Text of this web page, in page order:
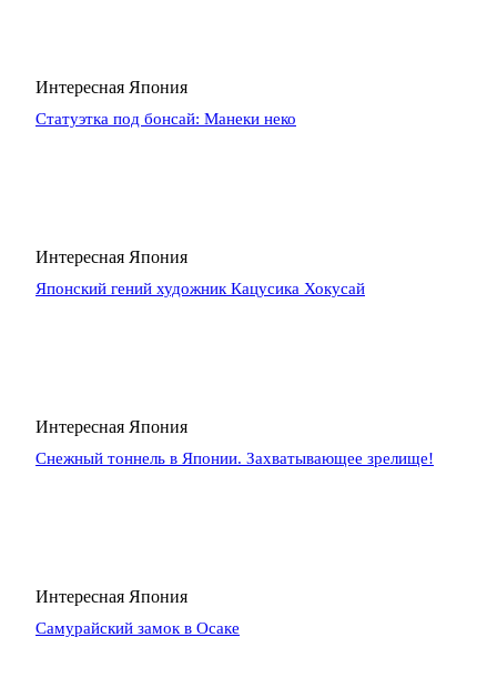
Интересная Япония
Статуэтка под бонсай: Манеки неко
Интересная Япония
Японский гений художник Кацусика Хокусай
Интересная Япония
Снежный тоннель в Японии. Захватывающее зрелище!
Интересная Япония
Самурайский замок в Осаке